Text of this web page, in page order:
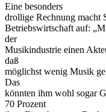
Eine besonders
drollige Rechnung macht
Betriebswirtschaft auf:
der
Musikindustrie einen
daß
möglichst wenig Musik
Das
könnten ihm wohl sogar
70 Prozent